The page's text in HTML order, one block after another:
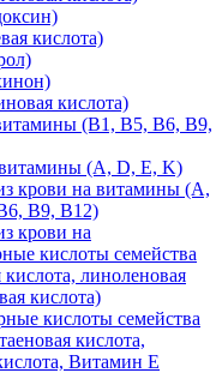
кислота)
кислота)
(B1, B5, B6, В9,
(A, D, E, K)
крови на витамины (A,
В9, B12)
крови на
кислоты семейства
линоленовая
кислота)
кислоты семейства
кислота,
Витамин E